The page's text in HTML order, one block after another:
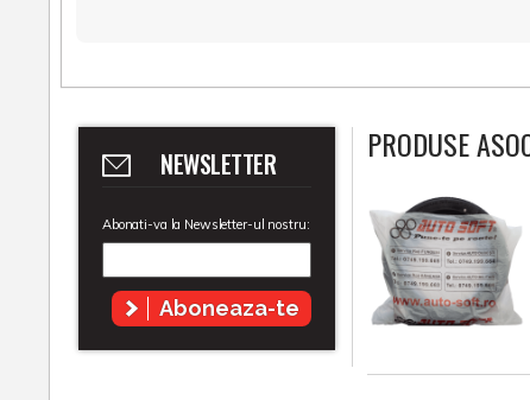
NEWSLETTER
Abonati-va la Newsletter-ul nostru:
Aboneaza-te
PRODUSE